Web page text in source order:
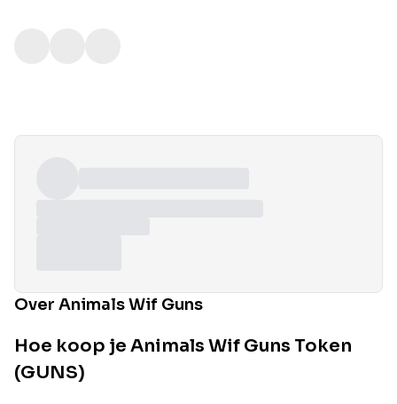
Over Animals Wif Guns
Hoe koop je Animals Wif Guns Token
(GUNS)